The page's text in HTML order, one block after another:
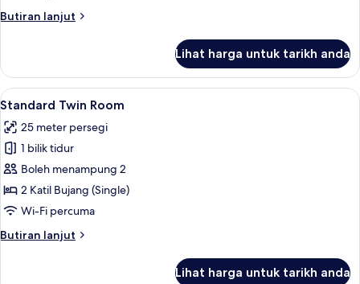
Butiran lanjut
Butiran
Plus
Room
Lihat harga untuk tarikh anda
Lihat
semua
foto
untuk
Standard
Twin
Room
Standard Twin Room | Peti besi
8
Standard Twin Room
25 meter persegi
1 bilik tidur
Boleh menampung 2
2 Katil Bujang (Single)
Wi-Fi percuma
Butiran lanjut
Butiran
Lihat harga untuk tarikh anda